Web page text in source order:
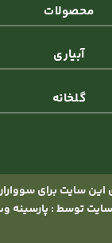
محصولات
آبیاری
گلخانه
سایت برای
توسط : پارسینه